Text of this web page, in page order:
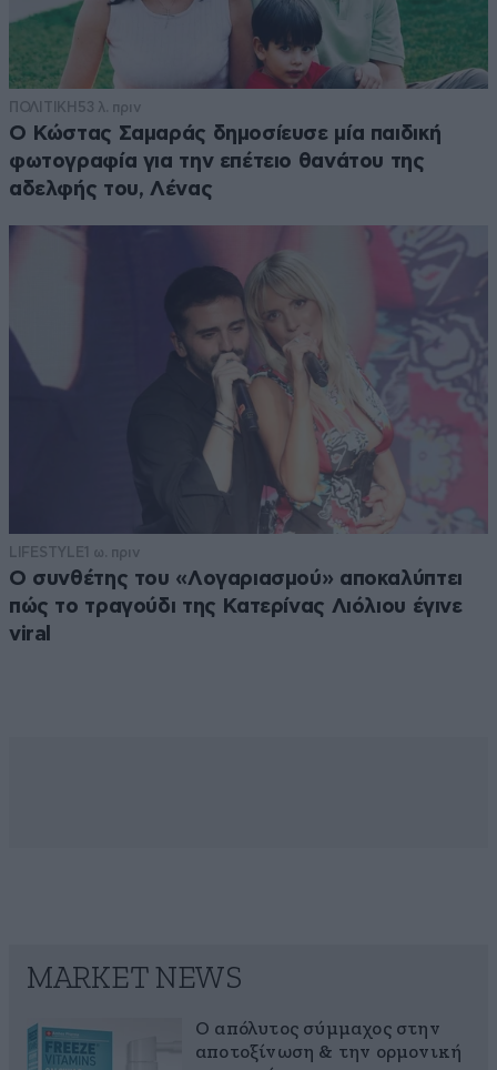
ΠΟΛΙΤΙΚΗ 53 λ. πριν
Ο Κώστας Σαμαράς δημοσίευσε μία παιδική
φωτογραφία για την επέτειο θανάτου της
αδελφής του, Λένας
LIFESTYLE1 ω. πριν
Ο συνθέτης του «Λογαριασμού» αποκαλύπτει
πώς το τραγούδι της Κατερίνας Λιόλιου έγινε
viral
MARKET NEWS
Ο απόλυτος σύμμαχος στην
αποτοξίνωση & την ορμονική